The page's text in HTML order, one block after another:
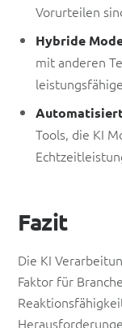
Vorurteilen
Hybride
mit anderen
Tools, die KI
Fazit
Die KI
Faktor für